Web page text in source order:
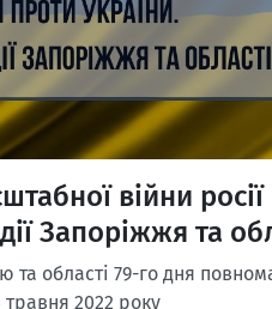
війни
Запоріжжя та
області 79-го дня
травня 2022 року